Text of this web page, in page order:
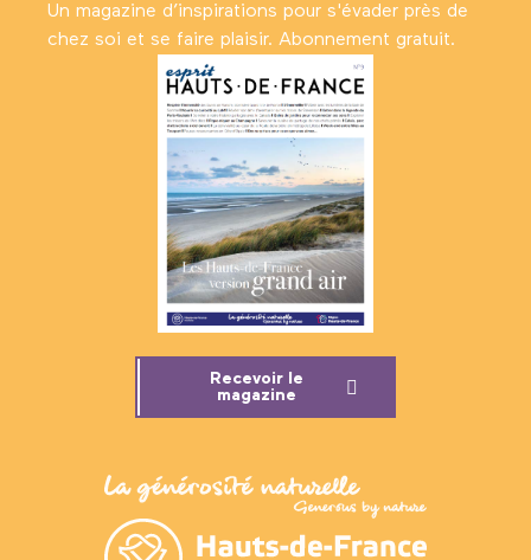
Un magazine d’inspirations pour s'évader près de
chez soi et se faire plaisir. Abonnement gratuit.
Recevoir le
magazine